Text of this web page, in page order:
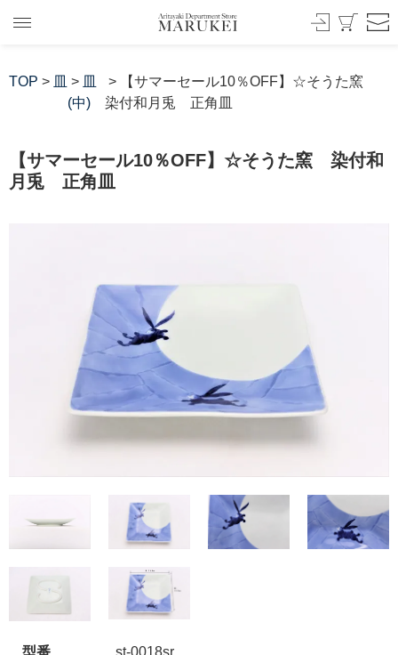
TOP > 皿 > 皿
(中)
> 【サマーセール10％OFF】☆そうた窯
染付和月兎 正角皿
【サマーセール10％OFF】☆そうた窯 染付和
月兎 正角皿